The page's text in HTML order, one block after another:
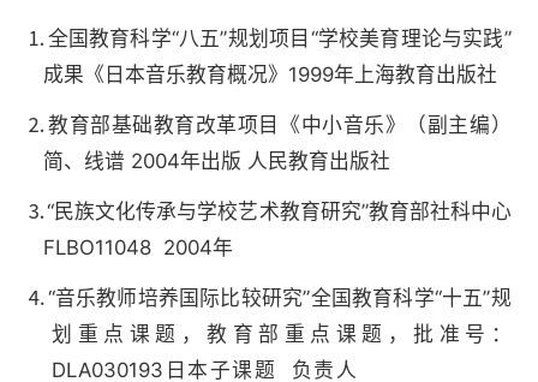
⒈全国教育科学“八五”规划项目“学校美育理论与实践”
成果《日本音乐教育概况》1999年上海教育出版社
⒉教育部基础教育改革项目《中小音乐》（副主编）
简、线谱 2004年出版 人民教育出版社
⒊“民族文化传承与学校艺术教育研究”教育部社科中心
FLBO11048 2004年
⒋“音乐教师培养国际比较研究”全国教育科学“十五”规
划重点课题，教育部重点课题，批准号：
DLA030193日本子课题 负责人